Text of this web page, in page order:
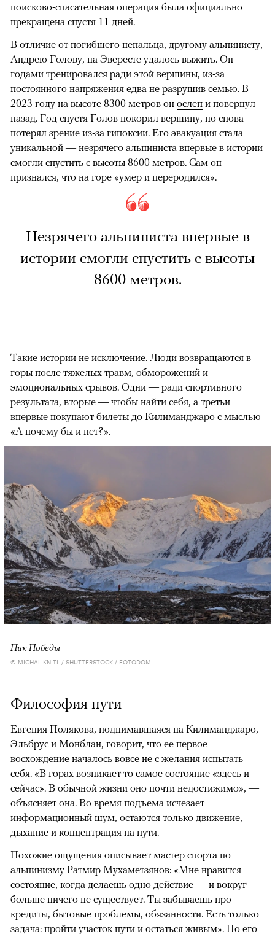
поисково-спасательная операция была официально
прекращена спустя 11 дней.
В отличие от погибшего непальца, другому альпинисту,
Андрею Голову, на Эвересте удалось выжить. Он
годами тренировался ради этой вершины, из-за
постоянного напряжения едва не разрушив семью. В
2023 году на высоте 8300 метров он ослеп и повернул
назад. Год спустя Голов покорил вершину, но снова
потерял зрение из-за гипоксии. Его эвакуация стала
уникальной — незрячего альпиниста впервые в истории
смогли спустить с высоты 8600 метров. Сам он
признался, что на горе «умер и переродился».
Незрячего альпиниста впервые в
истории смогли спустить с высоты
8600 метров.
Такие истории не исключение. Люди возвращаются в
горы после тяжелых травм, обморожений и
эмоциональных срывов. Одни — ради спортивного
результата, вторые — чтобы найти себя, а третьи
впервые покупают билеты до Килиманджаро с мыслью
«А почему бы и нет?».
Пик Победы
© MICHAL KNITL / SHUTTERSTOCK / FOTODOM
Философия пути
Евгения Полякова, поднимавшаяся на Килиманджаро,
Эльбрус и Монблан, говорит, что ее первое
восхождение началось вовсе не с желания испытать
себя. «В горах возникает то самое состояние «здесь и
сейчас». В обычной жизни оно почти недостижимо», —
объясняет она. Во время подъема исчезает
информационный шум, остаются только движение,
дыхание и концентрация на пути.
Похожие ощущения описывает мастер спорта по
альпинизму Ратмир Мухаметзянов: «Мне нравится
состояние, когда делаешь одно действие — и вокруг
больше ничего не существует. Ты забываешь про
кредиты, бытовые проблемы, обязанности. Есть только
задача: пройти участок пути и остаться живым». По его